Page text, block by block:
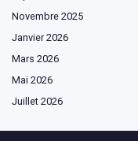
Novembre 2025
Janvier 2026
Mars 2026
Mai 2026
Juillet 2026